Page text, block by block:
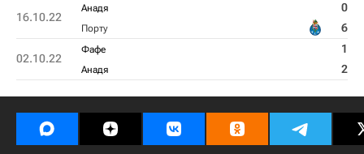
16.10.22
Анадя 0
Порту 6
02.10.22
Фафе 1
Анадя 2